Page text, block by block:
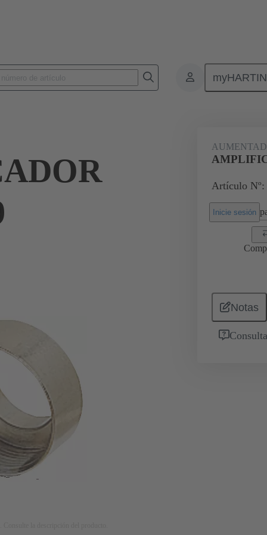
Accesorios Prensaestopas
Artículo Nº:
Inicie sesión
Notas